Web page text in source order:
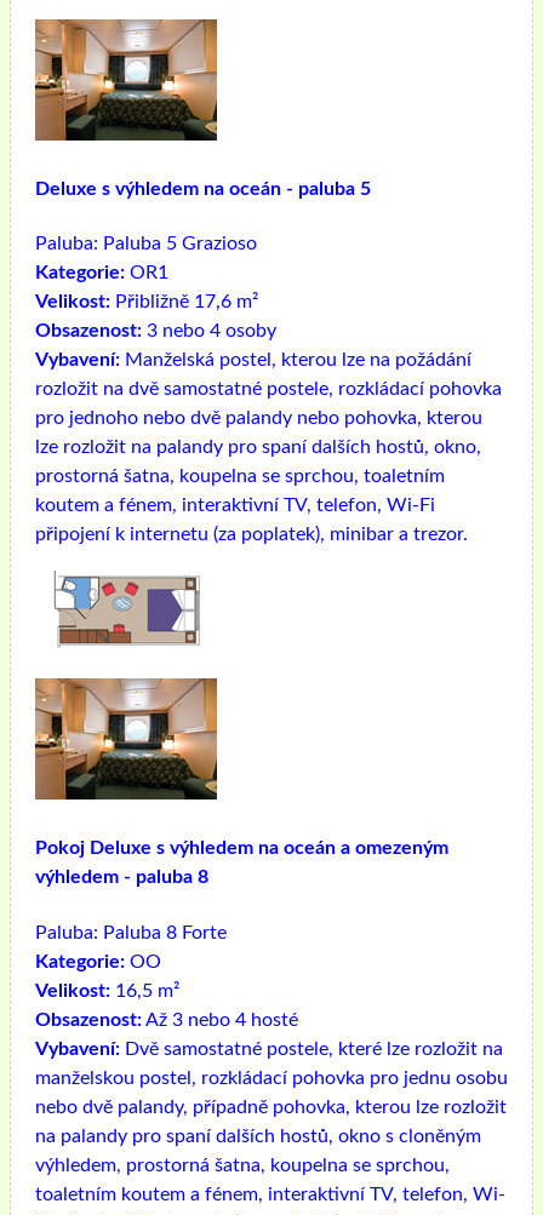
Deluxe s výhledem na oceán - paluba 5
Paluba: Paluba 5 Grazioso
Kategorie: OR1
Velikost: Přibližně 17,6 m²
Obsazenost: 3 nebo 4 osoby
Vybavení: Manželská postel, kterou lze na požádání
rozložit na dvě samostatné postele, rozkládací pohovka
pro jednoho nebo dvě palandy nebo pohovka, kterou
lze rozložit na palandy pro spaní dalších hostů, okno,
prostorná šatna, koupelna se sprchou, toaletním
koutem a fénem, ​​interaktivní TV, telefon, Wi-Fi
připojení k internetu (za poplatek), minibar a trezor.
Pokoj Deluxe s výhledem na oceán a omezeným
výhledem - paluba 8
Paluba: Paluba 8 Forte
Kategorie: OO
Velikost: 16,5 m²
Obsazenost:Až 3 nebo 4 hosté
Vybavení: Dvě samostatné postele, které lze rozložit na
manželskou postel, rozkládací pohovka pro jednu osobu
nebo dvě palandy, případně pohovka, kterou lze rozložit
na palandy pro spaní dalších hostů, okno s cloněným
výhledem, prostorná šatna, koupelna se sprchou,
toaletním koutem a fénem, ​​interaktivní TV, telefon, Wi-